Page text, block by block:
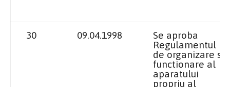
30 09.04.1998
Se aproba
Regulamentul
de organizare si
functionare al
aparatului
propriu al